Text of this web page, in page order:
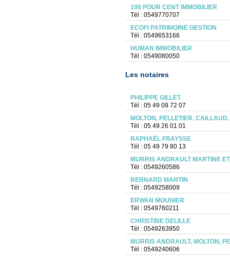
100 POUR CENT IMMOBILIER
Tél : 0549770707
ECOFI PATRIMOINE GESTION
Tél : 0549653166
HUMAN IMMOBILIER
Tél : 0549080050
Les notaires
PHILIPPE GILLET
Tél : 05 49 09 72 07
MOLTON, PELLETIER,
Tél : 05 49 26 01 01
RAPHAËL FRAYSSE
Tél : 05 49 79 80 13
MURRIS ANDRAULT MARTINE
Tél : 0549260586
BERNARD MARTIN
Tél : 0549258009
ERWAN MOUNIER
Tél : 0549760211
CHRISTINE DELILLE
Tél : 0549263950
MURRIS ANDRAULT, MOLTON,
Tél : 0549240606